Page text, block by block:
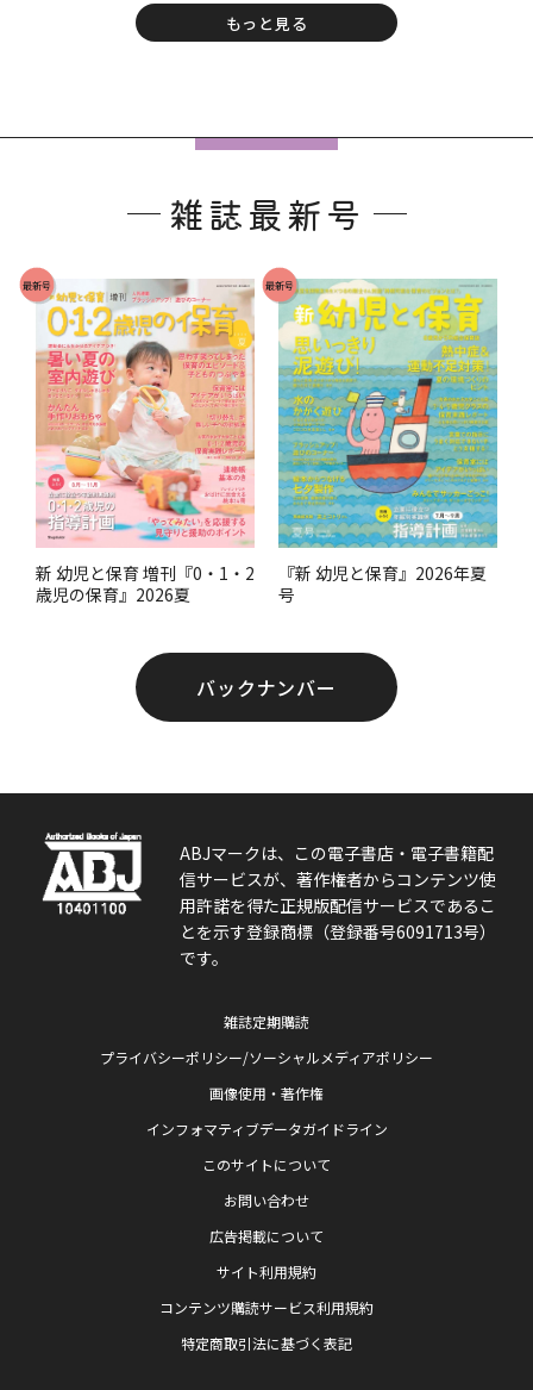
もっと見る
雑誌最新号
最新号
新 幼児と保育 増刊『0・1・2
歳児の保育』2026夏
最新号
『新 幼児と保育』2026年夏
号
バックナンバー
ABJマークは、この電子書店・電子書籍配
信サービスが、著作権者からコンテンツ使
用許諾を得た正規版配信サービスであるこ
とを示す登録商標（登録番号6091713号）
です。
雑誌定期購読
プライバシーポリシー/ソーシャルメディアポリシー
画像使用・著作権
インフォマティブデータガイドライン
このサイトについて
お問い合わせ
広告掲載について
サイト利用規約
コンテンツ購読サービス利用規約
特定商取引法に基づく表記